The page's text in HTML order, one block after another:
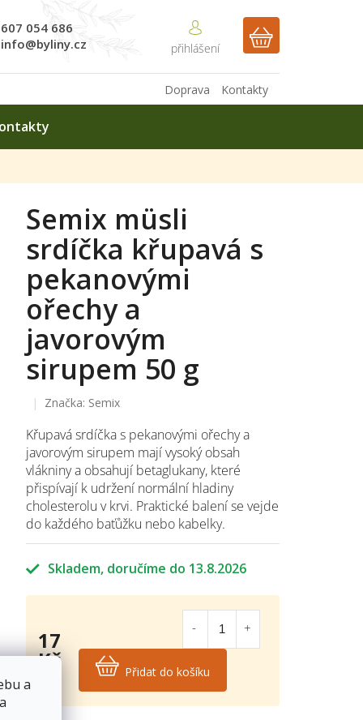
a
607 054 686
info@byliny.cz
NÁKUPNÍ
Kontakty
Doprava
Skladem 13.8.2026
Křupavá srdíčka s pekanovými ořechy a
javorovým sirupem mají vysoký obsah
vlákniny a obsahují betaglukany, které
přispívají k udržení normální hladiny
cholesterolu v krvi. Praktické balení se vejde
do každého baťůžku nebo kabelky.
Semix müsli
srdíčka křupavá s
pekanovými
ořechy a
javorovým
sirupem 50 g
Značka: Semix
17
Kč Přidat do košíku